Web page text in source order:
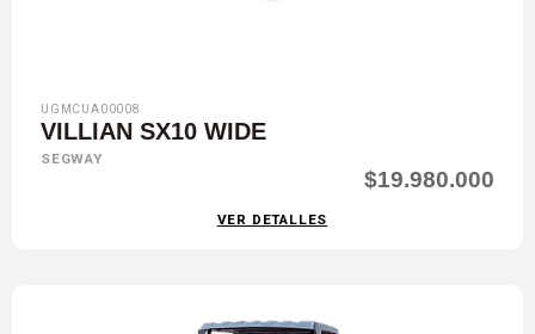
UGMCUA00008
VILLIAN SX10 WIDE
SEGWAY
$19.980.000
VER DETALLES